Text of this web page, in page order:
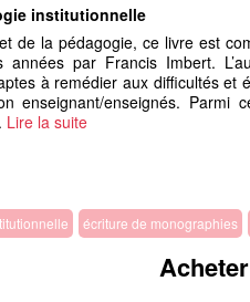
institutionnelle
de la pédagogie, ce livre est
par Francis Imbert.
à remédier aux difficultés et
enseignant/enseignés. Parmi
Lire la suite
écriture de monographies